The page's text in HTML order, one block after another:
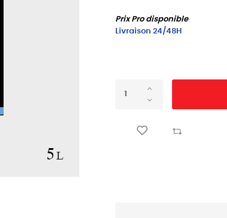
Prix Pro disponible
Livraison 24/48H